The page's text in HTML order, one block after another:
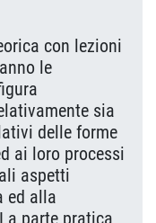
con lezioni
le
sia
delle forme
ai loro processi
aspetti
ed alla
parte pratica